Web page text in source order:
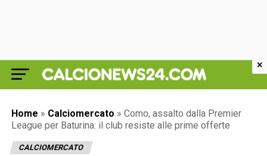
Home » Calciomercato » Como, assalto dalla Premier
League per Baturina: il club resiste alle prime offerte
CALCIOMERCATO
×